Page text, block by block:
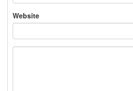
Website